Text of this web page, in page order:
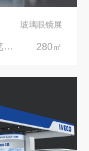
玻璃眼镜展
2024年德国杜塞尔多夫玻璃工业展览会Glasstec|德国杜塞尔多夫会展中心 280㎡